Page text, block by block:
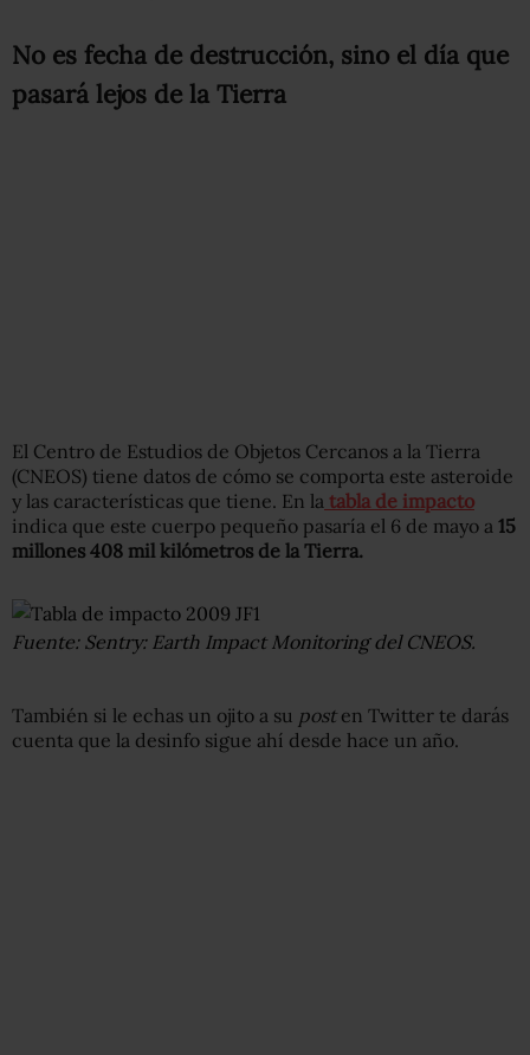
No es fecha de destrucción, sino el día que
pasará lejos de la Tierra
El Centro de Estudios de Objetos Cercanos a la Tierra
(CNEOS) tiene datos de cómo se comporta este asteroide
y las características que tiene. En la tabla de impacto
indica que este cuerpo pequeño pasaría el 6 de mayo a 15
millones 408 mil kilómetros de la Tierra.
Fuente: Sentry: Earth Impact Monitoring del CNEOS.
También si le echas un ojito a su post en Twitter te darás
cuenta que la desinfo sigue ahí desde hace un año.